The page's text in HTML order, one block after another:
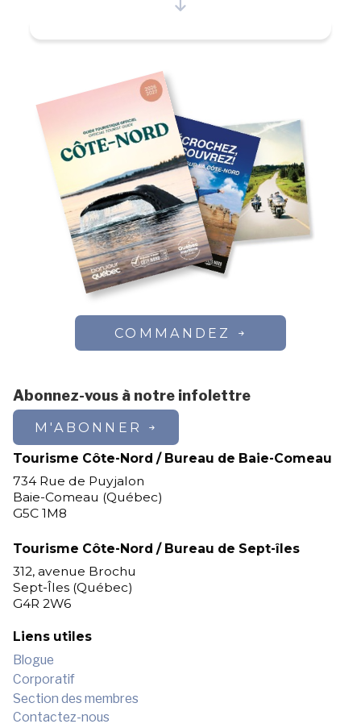
fontaine hors du commun sur la
forestière via la route Toulnoustuc
au km 67, sert pour la pêche et la
chasse. La chasse à l'orignal est sur 4
semaines d'opération entre la mi-
septembre et mi-octobre. 20
groupes de chasseurs sont possibles
annuellement, mais dans le but de
préserver le cheptel, on ne prend
que 10 groupes. Pêche à la truite sur
12 lacs dont quelqu'un avec truite de
1 livre indigène.
Août à la fermeture 120$ / par jour /
de 20 truites Chalets tout équipés
Chaloupe, essence, moteur BBQ au
propane Douche et salle de bain
COMMANDEZ
Abonnez-vous à notre infolettre
M'ABONNER
Tourisme Côte-Nord / Bureau de Baie-Comeau
734 Rue de Puyjalon
Baie-Comeau (Québec)
G5C 1M8
Tourisme Côte-Nord / Bureau de Sept-îles
312, avenue Brochu
Sept-Îles (Québec)
G4R 2W6
Liens utiles
Blogue
Corporatif
Section des membres
Contactez-nous